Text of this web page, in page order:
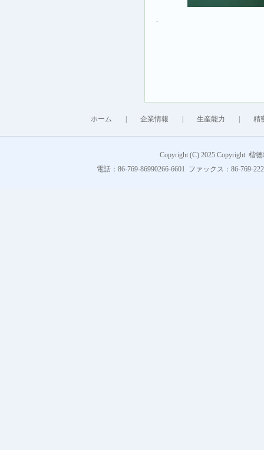
.
ホーム 企業情報 生産能力 精
Copyright (C) 2025 Copyright 楷
電話：86-769-86990266-6601 ファックス：86-769-